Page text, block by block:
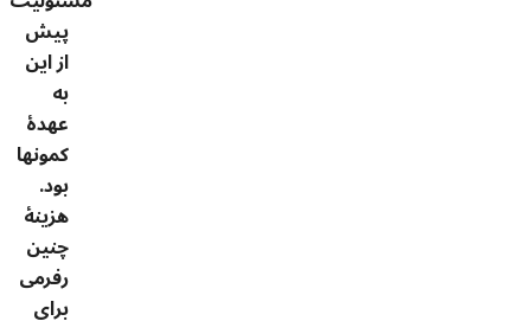
پیش
از این
به
عهدۀ
کمون­ها
بود.
هزینۀ
چنین
رفرمی
برای